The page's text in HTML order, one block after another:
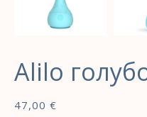
Alilo
47,00 €